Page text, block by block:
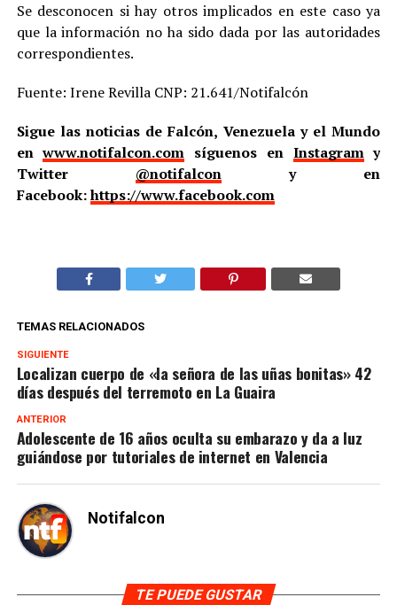
Se desconocen si hay otros implicados en este caso ya
que la información no ha sido dada por las autoridades
correspondientes.
Fuente: Irene Revilla CNP: 21.641/Notifalcón
Sigue las noticias de Falcón, Venezuela y el Mundo
enwww.notifalcon.com síguenos en Instagramy
Twitter @notifalcony en
Facebook:https://www.facebook.com
TEMAS RELACIONADOS
SIGUIENTE
Localizan cuerpo de «la señora de las uñas bonitas» 42
días después del terremoto en La Guaira
ANTERIOR
Adolescente de 16 años oculta su embarazo y da a luz
guiándose por tutoriales de internet en Valencia
Notifalcon
TE PUEDE GUSTAR